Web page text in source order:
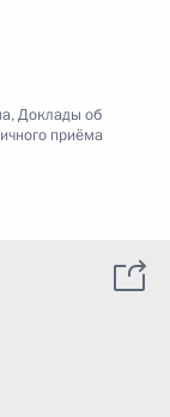
,Доклады об
приёма